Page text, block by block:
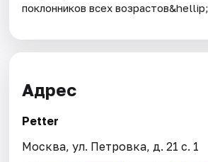
поклонников всех возрастов&hellip;
Адрес
Petter
Москва, ул. Петровка, д. 21 с. 1